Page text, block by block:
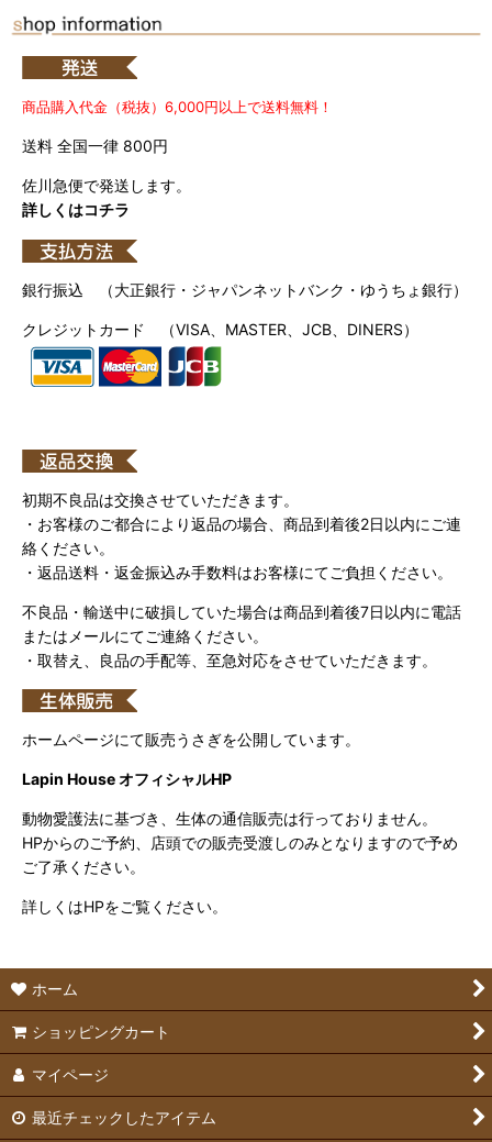
商品購入代金（税抜）6,000円以上で送料無料！
送料 全国一律 800円
佐川急便で発送します。
詳しくはコチラ
銀行振込 （大正銀行・ジャパンネットバンク・ゆうちょ銀行）
クレジットカード （VISA、MASTER、JCB、DINERS）
初期不良品は交換させていただきます。
・お客様のご都合により返品の場合、商品到着後2日以内にご連
絡ください。
・返品送料・返金振込み手数料はお客様にてご負担ください。
不良品・輸送中に破損していた場合は商品到着後7日以内に電話
またはメールにてご連絡ください。
・取替え、良品の手配等、至急対応をさせていただきます。
ホームページにて販売うさぎを公開しています。
Lapin House オフィシャルHP
動物愛護法に基づき、生体の通信販売は行っておりません。
HPからのご予約、店頭での販売受渡しのみとなりますので予め
ご了承ください。
詳しくはHPをご覧ください。
ホーム
ショッピングカート
マイページ
最近チェックしたアイテム